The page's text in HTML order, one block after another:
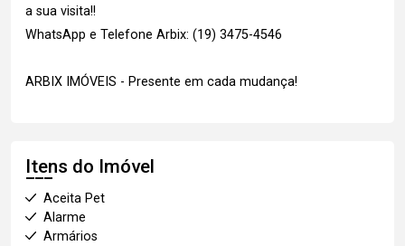
a sua visita!!
WhatsApp e Telefone Arbix: (19) 3475-4546
ARBIX IMÓVEIS - Presente em cada mudança!
Itens do Imóvel
Aceita Pet
Alarme
Armários